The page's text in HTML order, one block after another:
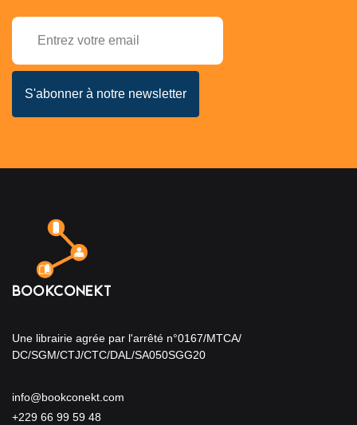
Une librairie agrée par l'arrêté n°0167/MTCA/
DC/SGM/CTJ/CTC/DAL/SA050SGG20
info@bookconekt.com
+229 66 99 59 48